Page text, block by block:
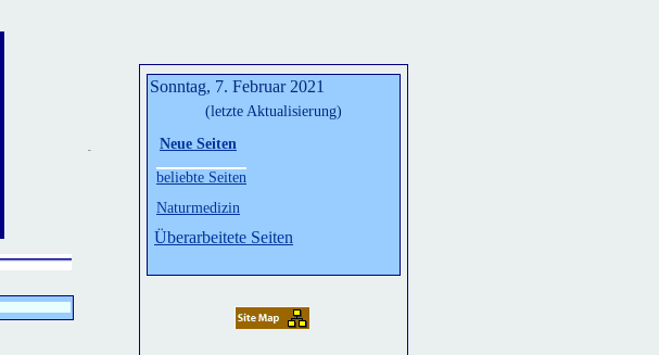
Sonntag, 7. Februar 2021
(letzte Aktualisierung)
Neue Seiten
beliebte Seiten
Naturmedizin
Überarbeitete Seiten